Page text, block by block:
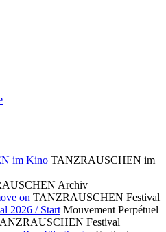
im Kino TANZRAUSCHEN im
Archiv
on TANZRAUSCHEN Festival
2026 / Start Mouvement Perpétuel
Festival